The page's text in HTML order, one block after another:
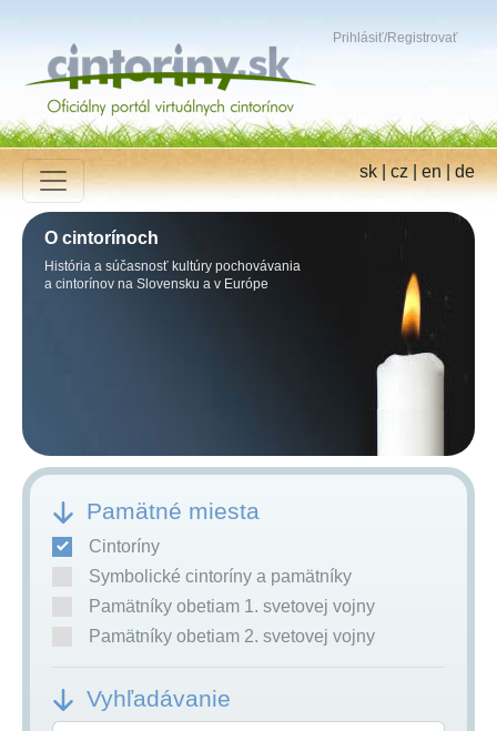
Prihlásiť/Registrovať
sk|cz|en|de
O cintorínoch
História a súčasnosť kultúry pochovávania
a cintorínov na Slovensku a v Európe
Pamätné miesta
Cintoríny
Symbolické cintoríny a pamätníky
Pamätníky obetiam 1. svetovej vojny
Pamätníky obetiam 2. svetovej vojny
Vyhľadávanie